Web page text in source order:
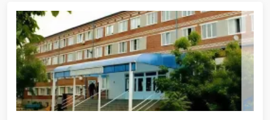
Проект ОВиК в Курганинской ЦРБ
г. Курганинск, ул. Матросова 231